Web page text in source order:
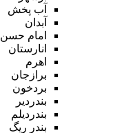
آب پخش
آبدان
امام حسن
انارستان
اهرم
برازجان
بردخون
بندردیر
بندردیلم
بندر ریگ